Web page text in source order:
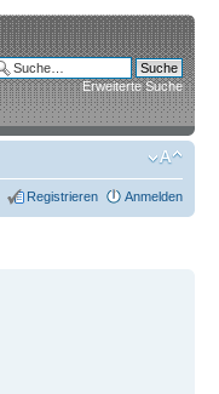
Erweiterte Suche
Registrieren Anmelden